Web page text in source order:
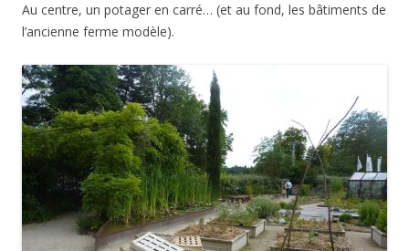
Au centre, un potager en carré… (et au fond, les bâtiments de
l’ancienne ferme modèle).